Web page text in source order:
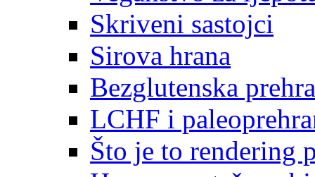
Skriveni sastojci
Sirova hrana
Bezglutenska
LCHF i
Što je to rendering